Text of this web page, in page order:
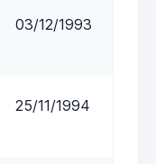
03/12/1993
25/11/1994